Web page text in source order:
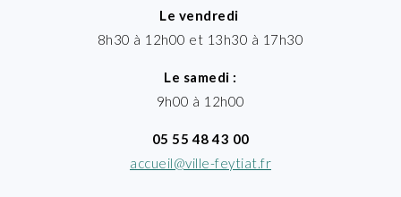
Le vendredi
8h30 à 12h00 et 13h30 à 17h30
Le samedi :
9h00 à 12h00
05 55 48 43 00
accueil@ville-feytiat.fr